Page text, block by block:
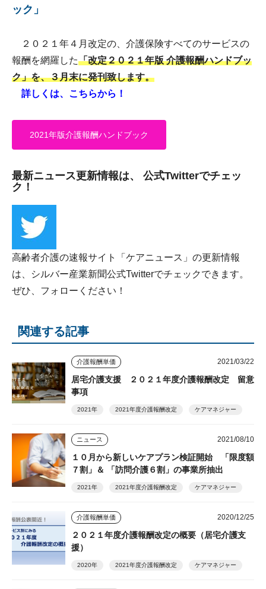
ック」
２０２１年４月改定の、介護保険すべてのサービスの
報酬を網羅した「改定２０２１年版 介護報酬ハンドブッ
ク」を、３月末に発刊致します。
詳しくは、こちらから！
2021年版介護報酬ハンドブック
最新ニュース更新情報は、 公式Twitterでチェッ
ク！
高齢者介護の速報サイト「ケアニュース」の更新情報
は、シルバー産業新聞公式Twitterでチェックできます。
ぜひ、フォローください！
関連する記事
介護報酬単価 2021/03/22
居宅介護支援 ２０２１年度介護報酬改定 留意
事項
2021年 2021年度介護報酬改定 ケアマネジャー
ニュース 2021/08/10
１０月から新しいケアプラン検証開始 「限度額
７割」＆ 「訪問介護６割」の事業所抽出
2021年 2021年度介護報酬改定 ケアマネジャー
介護報酬単価 2020/12/25
２０２１年度介護報酬改定の概要（居宅介護支
援）
2020年 2021年度介護報酬改定 ケアマネジャー